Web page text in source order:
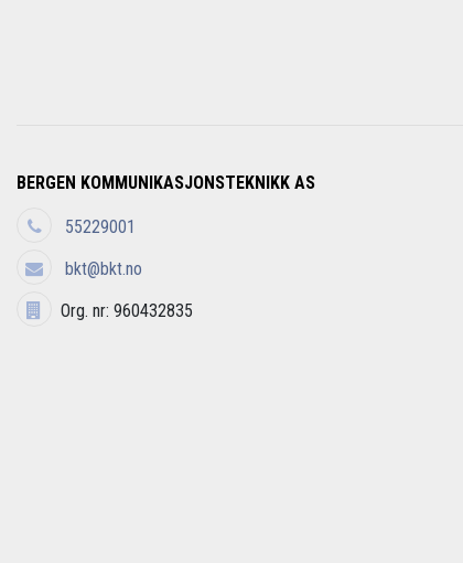
BERGEN KOMMUNIKASJONSTEKNIKK AS
55229001
bkt@bkt.no
Org. nr: 960432835